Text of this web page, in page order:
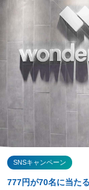
SNSキャンペーン
777円が70名に当た